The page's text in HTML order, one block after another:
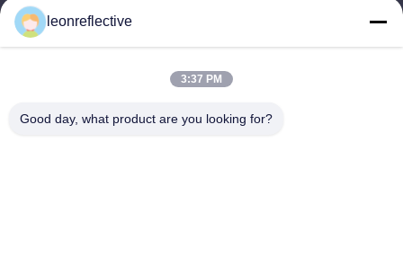
9:00-18:00
عنواننا
التكنولوجيا العالية، هيفي، أنهوي، الصين
leonreflective
3:37 PM
Good day, what product are you looking for?